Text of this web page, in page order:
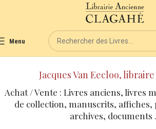
Menu
Jacques Van Eecloo,
Achat / Vente : Livres anciens, livres
de collection, manuscrits, affiches,
archives, documents